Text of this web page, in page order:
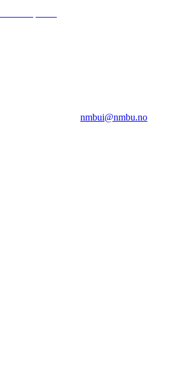
nmbui@nmbu.no